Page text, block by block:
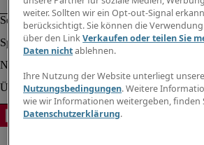
weiter. Sollten wir ein Opt-out-Signal
berücksichtigt. Sie können die
über den LinkVerkaufen oder teilen Sie
Daten nichtablehnen.
Ihre Nutzung der Website unterliegt
Nutzungsbedingungen. Weitere
wie wir Informationen weitergeben, finden
Datenschutzerklärung.